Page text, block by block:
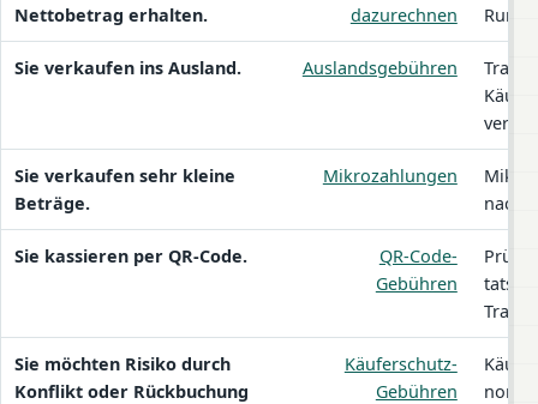
Nettobetrag erhalten.
dazurechnen
Sie verkaufen ins Ausland. Auslandsgebühren
Sie verkaufen sehr kleine
Beträge.
Mikrozahlungen
nach
Sie kassieren per QR-Code.
QR-Code-
Gebühren
Sie möchten Risiko durch
Konflikt oder Rückbuchung
Käuferschutz-
Gebühren